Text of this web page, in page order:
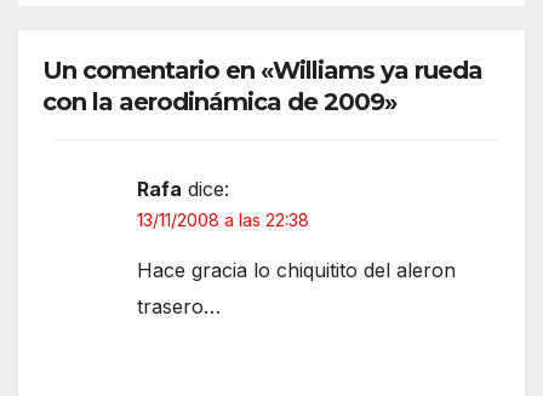
Un comentario en «Williams ya rueda
con la aerodinámica de 2009»
Rafa dice:
13/11/2008 a las 22:38
Hace gracia lo chiquitito del aleron
trasero…